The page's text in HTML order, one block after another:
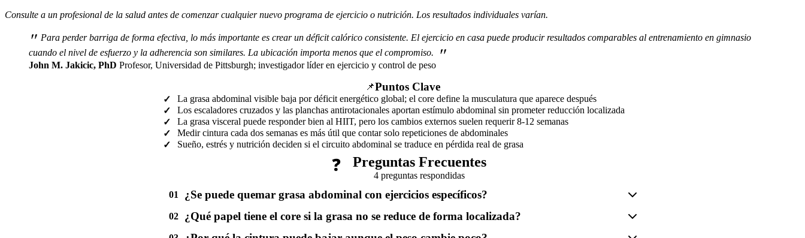
Consulte a un profesional de la salud antes de comenzar cualquier nuevo programa de ejercicio o nutrición. Los resultados individuales varían.
" Para perder barriga de forma efectiva, lo más importante es crear un déficit calórico consistente. El ejercicio en casa puede producir resultados comparables al entrenamiento en gimnasio
cuando el nivel de esfuerzo y la adherencia son similares. La ubicación importa menos que el compromiso.
"
John M. Jakicic, PhD Profesor, Universidad de Pittsburgh; investigador líder en ejercicio y control de peso
📌Puntos Clave
✓
La grasa abdominal visible baja por déficit energético global; el core define la musculatura que aparece después
✓
Los escaladores cruzados y las planchas antirotacionales aportan estímulo abdominal sin prometer reducción localizada
✓
La grasa visceral puede responder bien al HIIT, pero los cambios externos suelen requerir 8-12 semanas
✓
Medir cintura cada dos semanas es más útil que contar solo repeticiones de abdominales
✓
Sueño, estrés y nutrición deciden si el circuito abdominal se traduce en pérdida real de grasa
❓ Preguntas Frecuentes
4 preguntas respondidas
01
¿Se puede quemar grasa abdominal con ejercicios específicos?
02 ¿Qué papel tiene el core si la grasa no se reduce de forma localizada?